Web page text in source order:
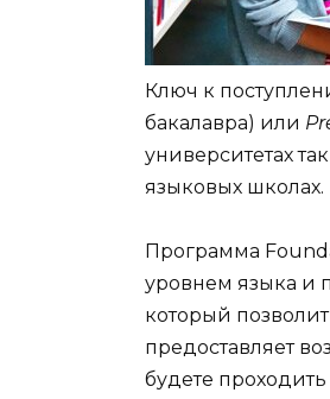
Ключ к
бакалавра) или
университетах
языковых школах.
Программа
уровнем языка и
который
предоставляет
будете